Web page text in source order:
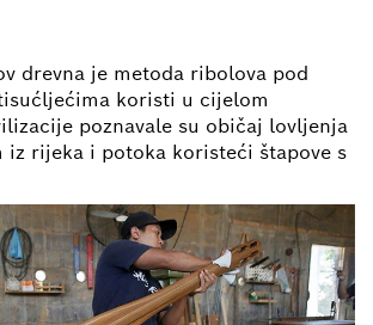
drevna je metoda ribolova pod
koristi u cijelom
poznavale su običaj lovljenja
iz rijeka i potoka koristeći štapove s